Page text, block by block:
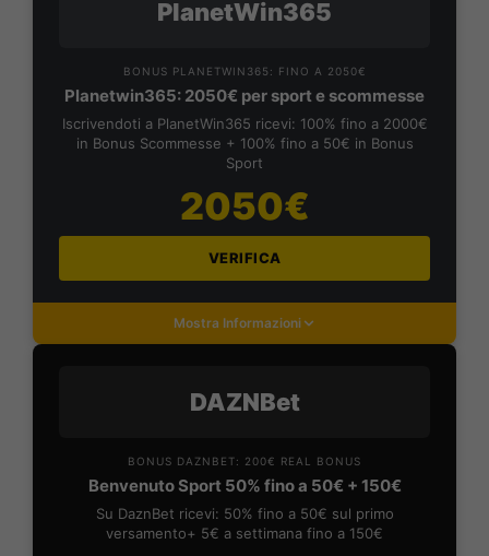
PlanetWin365
BONUS PLANETWIN365: FINO A 2050€
Planetwin365: 2050€ per sport e scommesse
Iscrivendoti a PlanetWin365 ricevi: 100% fino a 2000€
in Bonus Scommesse + 100% fino a 50€ in Bonus
Sport
2050€
VERIFICA
Mostra Informazioni
DAZNBet
BONUS DAZNBET: 200€ REAL BONUS
Benvenuto Sport 50% fino a 50€ + 150€
Su DaznBet ricevi: 50% fino a 50€ sul primo
versamento+ 5€ a settimana fino a 150€